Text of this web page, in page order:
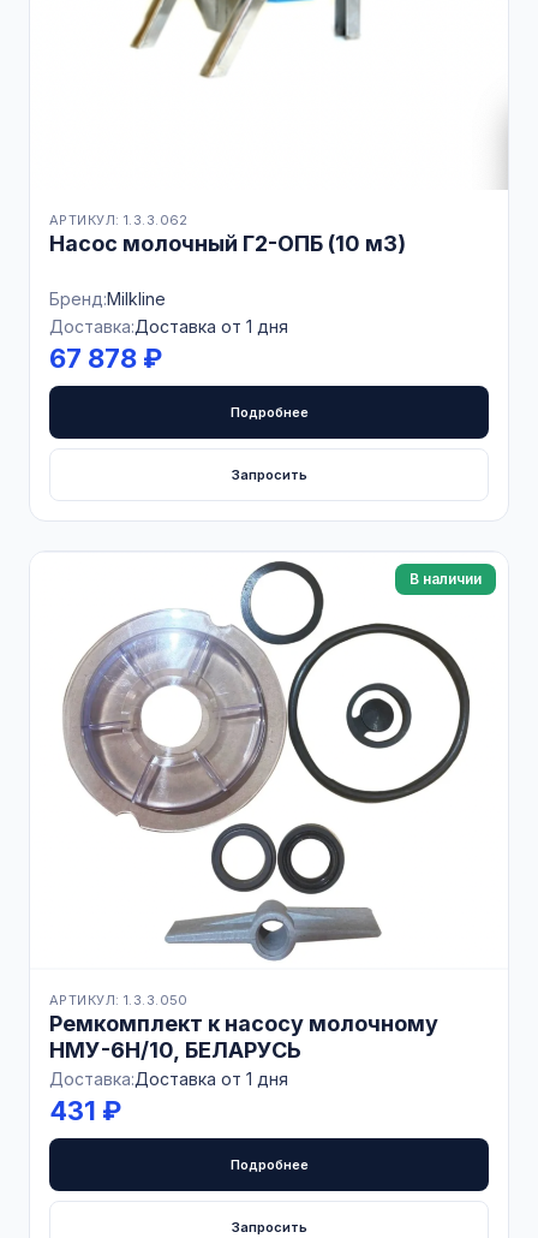
АРТИКУЛ: 1.3.3.062
Насос молочный Г2-ОПБ (10 м3)
Бренд:Milkline
Доставка:Доставка от 1 дня
67 878 ₽
Подробнее
Запросить
В наличии
АРТИКУЛ: 1.3.3.050
Ремкомплект к насосу молочному
НМУ-6Н/10, БЕЛАРУСЬ
Доставка:Доставка от 1 дня
431 ₽
Подробнее
Запросить